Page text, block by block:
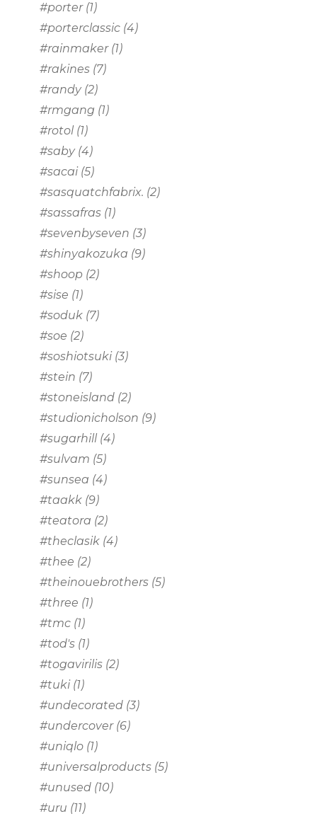
#porter(1)
#porterclassic (4)
#rainmaker(1)
#rakines (7)
#randy(2)
#rmgang (1)
#rotol (1)
#saby(4)
#sacai (5)
#sasquatchfabrix. (2)
#sassafras (1)
#sevenbyseven (3)
#shinyakozuka (9)
#shoop (2)
#sise (1)
#soduk (7)
#soe (2)
#soshiotsuki (3)
#stein (7)
#stoneisland (2)
#studionicholson (9)
#sugarhill (4)
#sulvam (5)
#sunsea (4)
#taakk (9)
#teatora (2)
#theclasik (4)
#thee (2)
#theinouebrothers (5)
#three (1)
#tmc (1)
#tod's (1)
#togavirilis (2)
#tuki (1)
#undecorated (3)
#undercover(6)
#uniqlo (1)
#universalproducts (5)
#unused (10)
#uru (11)